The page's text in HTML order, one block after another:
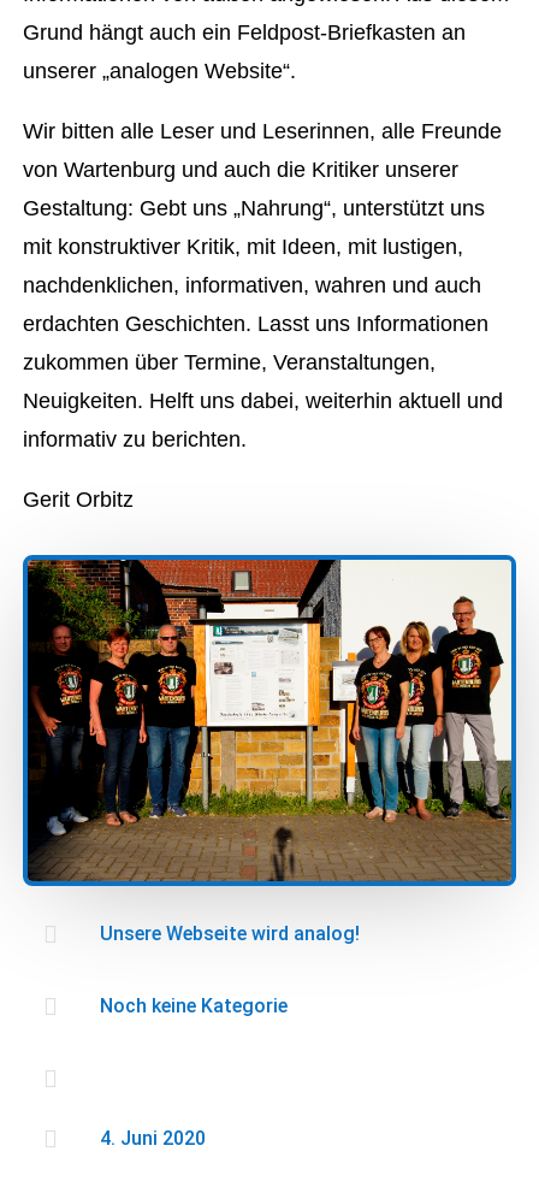
Grund hängt auch ein Feldpost-Briefkasten an
unserer „analogen Website“.
Wir bitten alle Leser und Leserinnen, alle Freunde
von Wartenburg und auch die Kritiker unserer
Gestaltung: Gebt uns „Nahrung“, unterstützt uns
mit konstruktiver Kritik, mit Ideen, mit lustigen,
nachdenklichen, informativen, wahren und auch
erdachten Geschichten. Lasst uns Informationen
zukommen über Termine, Veranstaltungen,
Neuigkeiten. Helft uns dabei, weiterhin aktuell und
informativ zu berichten.
Gerit Orbitz
 Unsere Webseite wird analog!
 Noch keine Kategorie

 4. Juni 2020